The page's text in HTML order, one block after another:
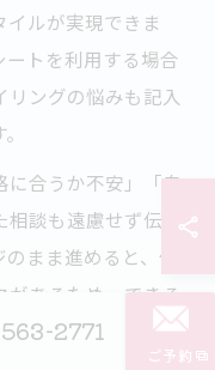
ルが実現できま
トを利用する場合
ングの悩みも記入
に合うか不安」「自
相談も遠慮せず伝え
まま進めると、仕
があるため、できる
しょう。
2771
ご予約